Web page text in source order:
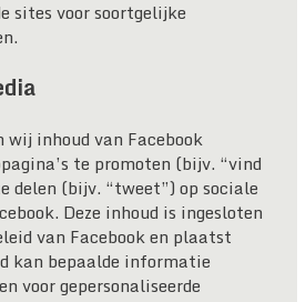
sites voor soortgelijke
wij inhoud van Facebook
te promoten (bijv. “vind
delen (bijv. “tweet”) op sociale
Deze inhoud is ingesloten
van Facebook en plaatst
kan bepaalde informatie
voor gepersonaliseerde